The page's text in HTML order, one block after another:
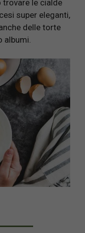
trovare le cialde
super eleganti,
delle torte